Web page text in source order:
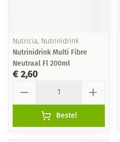
Nutricia, Nutrinidrink
Nutrinidrink Multi Fibre
Neutraal Fl 200ml
€ 2,60
Bestel